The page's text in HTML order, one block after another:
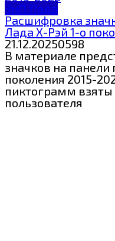
ЗнП Лада
Расшифровка
Лада Х-Рэй 1-о
21.12.20250598
В материале
значков на
поколения 2015-
пиктограмм взяты
пользователя